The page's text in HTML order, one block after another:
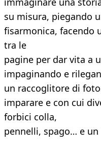
su misura, piegando
fisarmonica, facendo
tra le
pagine per dar vita a
impaginando e
un raccoglitore di
imparare e con cui
forbici colla,
pennelli, spago… e un